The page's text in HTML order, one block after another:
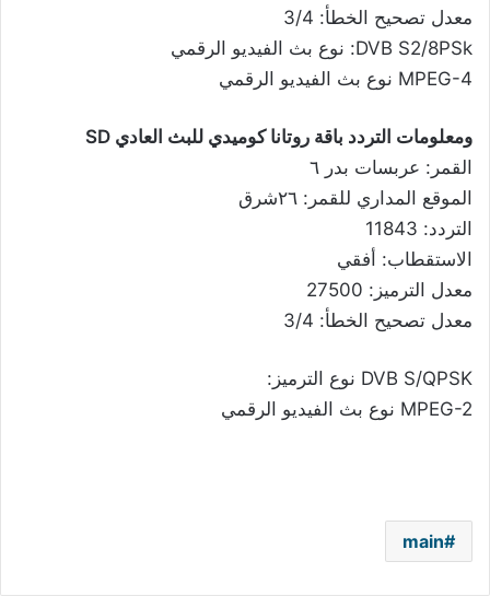
معدل تصحيح الخطأ: 3/4
DVB S2/8PSk: نوع بث الفيديو الرقمي
MPEG-4 نوع بث الفيديو الرقمي
ومعلومات التردد باقة روتانا كوميدي للبث العادي SD
القمر: عربسات بدر ٦
الموقع المداري للقمر: ٢٦شرق
التردد: 11843
الاستقطاب: أفقي
معدل الترميز: 27500
معدل تصحيح الخطأ: 3/4
DVB S/QPSK نوع الترميز:
MPEG-2 نوع بث الفيديو الرقمي
main